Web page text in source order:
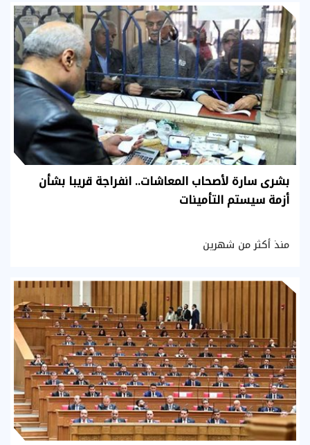
بشرى سارة لأصحاب المعاشات.. انفراجة قريبا بشأن
أزمة سيستم التأمينات
منذ أكثر من شهرين